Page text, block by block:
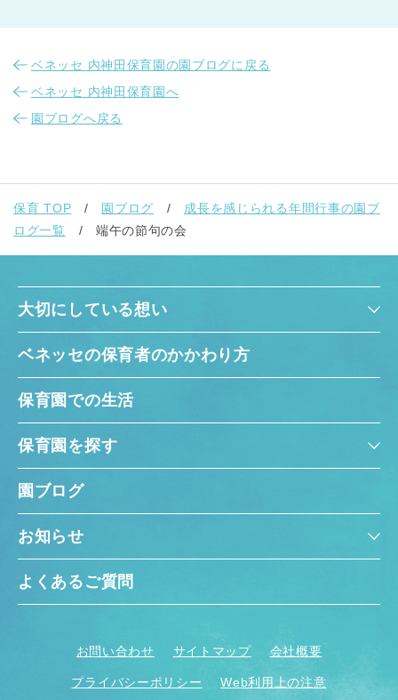
ベネッセ 内神田保育園の園ブログに戻る
ベネッセ 内神田保育園へ
園ブログへ戻る
保育 TOP 園ブログ
成長を感じられる年間行事の園ブ
ログ一覧
端午の節句の会
大切にしている想い
ベネッセの保育者のかかわり方
保育園での生活
保育園を探す
園ブログ
お知らせ
よくあるご質問
お問い合わせ サイトマップ 会社概要
プライバシーポリシー Web利用上の注意